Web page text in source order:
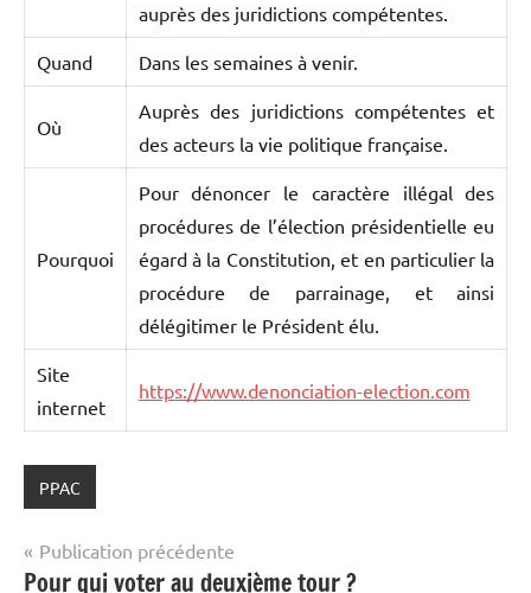
auprès des juridictions compétentes.
Quand Dans les semaines à venir.
Où
Auprès des juridictions compétentes et
des acteurs la vie politique française.
Pourquoi
Pour dénoncer le caractère illégal des
procédures de l’élection présidentielle eu
égard à la Constitution, et en particulier la
procédure de parrainage, et ainsi
délégitimer le Président élu.
Site
internet
https://www.denonciation-election.com
PPAC
Navigation
Publication précédente
Pour qui voter au deuxième tour ?